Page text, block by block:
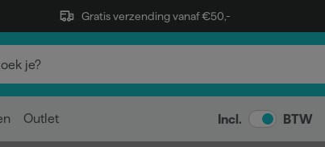
Gratis verzending vanaf €50,-
Outlet Incl. BTW